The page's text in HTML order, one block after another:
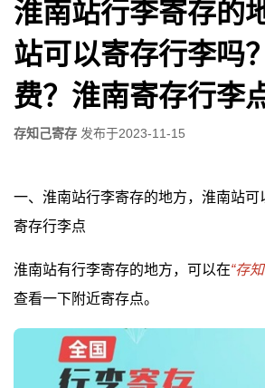
淮南站行李寄存的
站可以寄存行李吗
费？淮南寄存行李
存知己寄存 发布于2023-11-15
一、淮南站行李寄存的地方，淮南站可
寄存行李点
淮南站有行李寄存的地方，可以在“存
查看一下附近寄存点。